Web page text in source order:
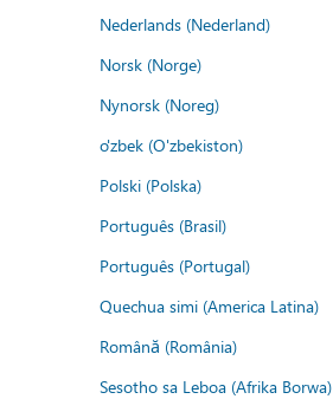
Nederlands (Nederland)
Norsk (Norge)
Nynorsk (Noreg)
o'zbek (O'zbekiston)
Polski (Polska)
Português (Brasil)
Português (Portugal)
Quechua simi (America Latina)
Română (România)
Sesotho sa Leboa (Afrika Borwa)